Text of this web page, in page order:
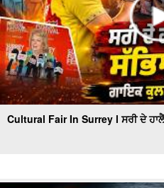
Cultural Fair In Surrey l ਸਰੀ ਦੇ